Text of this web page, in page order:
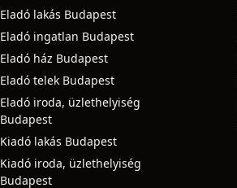
Eladó lakás Budapest
Eladó ingatlan Budapest
Eladó ház Budapest
Eladó telek Budapest
Eladó iroda, üzlethelyiség
Budapest
Kiadó lakás Budapest
Kiadó iroda, üzlethelyiség
Budapest